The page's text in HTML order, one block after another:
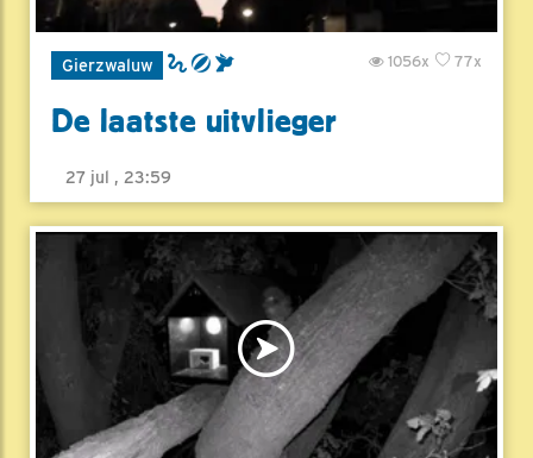
Gierzwaluw 77x
1056x
De laatste uitvlieger
27 jul , 23:59